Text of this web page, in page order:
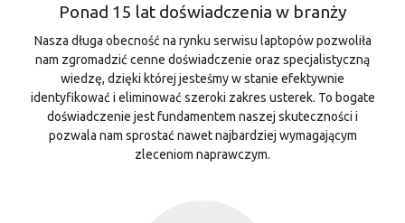
Ponad 15 lat doświadczenia w branży
Nasza długa obecność na rynku serwisu laptopów pozwoliła
nam zgromadzić cenne doświadczenie oraz specjalistyczną
wiedzę, dzięki której jesteśmy w stanie efektywnie
identyfikować i eliminować szeroki zakres usterek. To bogate
doświadczenie jest fundamentem naszej skuteczności i
pozwala nam sprostać nawet najbardziej wymagającym
zleceniom naprawczym.